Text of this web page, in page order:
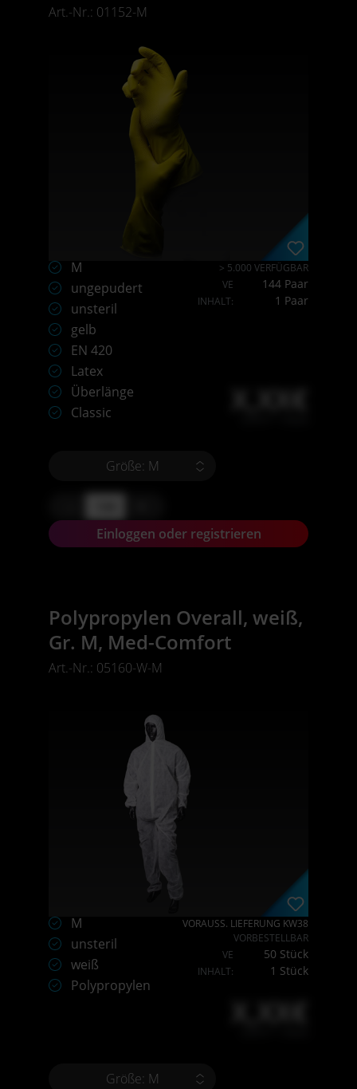
Art.-Nr.: 01152-M
M
ungepudert
unsteril
gelb
EN 420
Latex
Überlänge
Classic
> 5.000 VERFÜGBAR
VE
144 Paar
INHALT: 1 Paar
X,XX€
Größe: M
Einloggen oder registrieren
Polypropylen Overall, weiß,
Gr. M, Med-Comfort
Art.-Nr.: 05160-W-M
M
unsteril
weiß
Polypropylen
VORAUSS. LIEFERUNG KW38
VORBESTELLBAR
VE
50 Stück
INHALT: 1 Stück
X,XX€
Größe: M